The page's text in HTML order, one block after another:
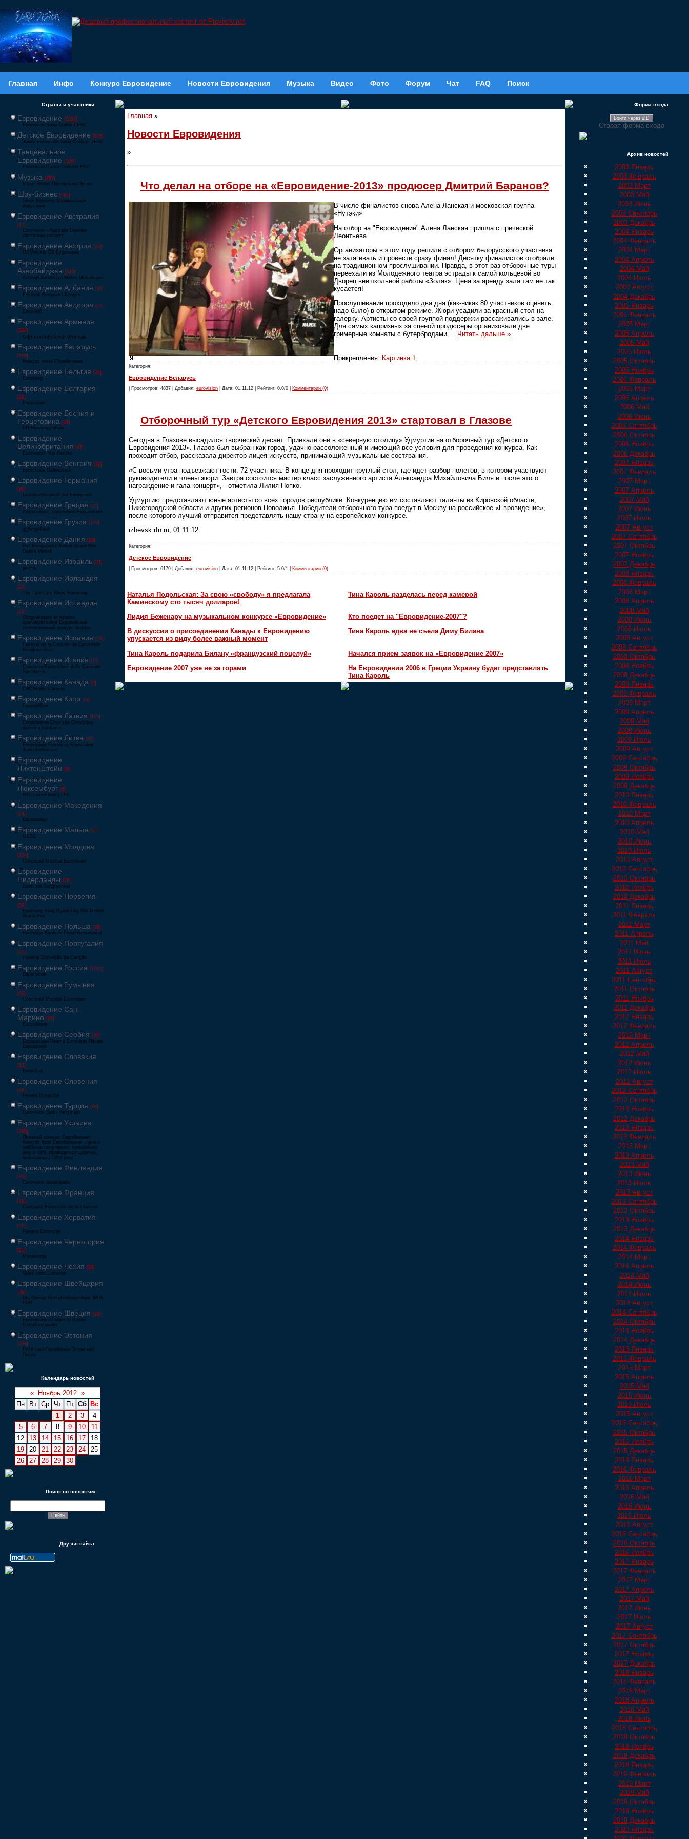
Главная Инфо Конкурс Евровидение Новости Евровидения Музыка Видео Фото Форум Чат FAQ Поиск
Страны и участники
Евровидение [1858]
Eurovision Song Contest ESC
Детское Евровидение [878]
Junior Eurovision Song Contest JESC
Танцевальное
Евровидение [106]
Eurovision Dance Contest EDC
Музыка [257]
Music Songs Поп-музыка Песни
Шоу-бизнес [564]
Show Business Музыкальная
индустрия
Евровидение Австралия
[17]
Eurovision – Australia Decides
Австралия решает
Евровидение Австрия [24]
Ö3-Wecker Ö3 Будильник
Евровидение
Азербайджан [549]
Avrovijn Avroviziya Mahnı Müsabiqəsi
Евровидение Албания [32]
Festivali Evropian i Këngës
Евровидение Андорра [15]
Eurovisió
Евровидение Армения
[228]
Եվրատեսիլ երգի մրցույթ
Евровидение Беларусь
[600]
Конкурс песні Еўрабачанне
Евровидение Бельгия [24]
Eurosong
Евровидение Болгария
[26]
Евровизия
Евровидение Босния и
Герцеговина [21]
BH Eurosong Show
Евровидение
Великобритания [67]
Eurovision: You Decide
Евровидение Венгрия [22]
Eurovíziós Dalfesztivá
Евровидение Германия
[80]
Liederwettbewerb der Eurovision
Евровидение Греция [52]
Διαγωνισμός Τραγουδιού Ευρώεικονα
Евровидение Грузия [122]
ევროვიზიის
Евровидение Дания [29]
Det Europæiske Melodi Grand Prix
Dansk Melodi
Евровидение Израиль [71]
‏אירוויזיון
Евровидение Ирландия
[27]
The Late Late Show Eurosong
Евровидение Исландия
[21]
Söngvakeppni evrópskra
sjónvarpsstöðva Европейский
телевизионный конкурс певцов
Евровидение Испания [79]
Festival de la Canción de Eurovisión
Benidorm Fest
Евровидение Италия [27]
Concorso Eurovisione della Canzone
San Remo
Евровидение Канада [3]
CBC/Radio-Canada
Евровидение Кипр [52]
Γιουροβίζιον
Евровидение Латвия [125]
Eirodziesma Eirovīzija Eirovīzijas
dziesmu konkurss
Евровидение Литва [65]
Eurovizijoje Eurovizija Eurovizijos
dainų konkursas
Евровидение
Лихтенштейн [6]
Евровидение
Люксембург [6]
RTL Luxembourg LSC
Евровидение Македония
[24]
Евровизија
Евровидение Мальта [51]
MESC
Евровидение Молдова
[134]
Concursul Muzical Eurovision
Евровидение
Нидерланды [26]
Eurovisie Songfestival
Евровидение Норвегия
[39]
Eurosong Sang Ryddesalg Nrk Melodi
Grand Prix
Евровидение Польша [36]
Eurowizja Konkurs Piosenki Eurowizji
Евровидение Португалия
[25]
Festival Eurovisão da Canção
Евровидение Россия [1062]
Европесня
Евровидение Румыния
[41]
Concursul Muzical Eurovision
Евровидение Сан-
Марино [23]
Eurovisione
Евровидение Сербия [39]
Еуровисион Pesma Evrovizije Песма
Евровизије
Евровидение Словакия
[13]
Eurovízia
Евровидение Словения
[26]
Pesem Evrovizije
Евровидение Турция [66]
Eurovision Şarkı Yarışması
Евровидение Украина
[796]
Пісенний конкурс Євробачення
Конкурс пісні Євробачення - одне з
найбільш популярних телевізійних
шоу в світі, проводиться щорічно,
починаючи з 1956 року
Евровидение Финляндия
[33]
Eurovision laulukilpailu
Евровидение Франция
[49]
Concours Eurovision de la chanson
Евровидение Хорватия
[22]
Pjesma Eurovizije
Евровидение Черногория
[21]
Montevizija
Евровидение Чехия [26]
Velká cena Eurovize
Евровидение Швейцария
[35]
Die Grosse Entscheidungsshow SRG
SSR
Евровидение Швеция [48]
Eurovisionsschlagerfestivalen
Melodifestivalen
Евровидение Эстония
[226]
Eesti Laul Eurovisioon Эстонская
Песня
Календарь новостей
« Ноябрь 2012 »
Пн
Вт Ср Чт Пт Сб
Вс
1
2 3
4
5
6 7 8 9 10
11
12
13 14 15 16 17
18
19
20 21 22 23 24
25
26
27 28 29 30
Поиск по новостям
Друзья сайта
Главная »
Новости Евровидения
»
Что делал на отборе на «Евровидение-2013» продюсер Дмитрий Баранов?
В числе финалистов снова Алена Ланская и московская группа
«Нутэки»
На отбор на "Евровидение" Алена Ланская пришла с прической
Леонтьева
Организаторы в этом году решили с отбором белорусского участника
не затягивать и провести сразу финал! Десятку финалистов отобрали
на традиционном прослушивании. Правда, в этот раз отборочные туры
переехали из Молодежного театра эстрады к самой кольцевой во
Дворец внешкольной работы «Золак». Цена за аренду зала там не так
кусается!
Прослушивание проходило два дня (как-никак 80 участников оценить
надо было) в открытом режиме. Жюри усадили за красный стол на
галерку. Артисты со своей группой поддержки рассаживались в зале.
Для самых капризных за сценой продюсеры организовали две
гримерные комнаты с бутербродами ... Читать дальше »
Прикрепления: Картинка 1
Категория:
Евровидение Беларусь
| Просмотров: 4837 | Добавил: eurovision | Дата: 01.11.12 | Рейтинг: 0.0/0 | Комментарии (0)
Отборочный тур «Детского Евровидения 2013» стартовал в Глазове
Сегодня в Глазове высадился творческий десант. Приехали они в «северную столицу» Удмуртии на отборочный тур «Детского
Евровидения 2013». Глазов был выбран как город, удачно рассоложенный и имеющий все условия для проведения конкурса. Как
проходит отбор, рассказала директор лицея искусств, принимающий музыкальные состязания.
«С восьми утра подъезжают гости. 72 участника. В конце дня проходит круглый стол, где идет разбор полетов, в котором участвуют
руководители и члены жюри. Завтра состоится мастер класс заслуженного артиста Александра Михайловича Биля и после этого
награждение и гала-концерт», - отметила Лилия Попко.
Удмуртию представляют юные артисты со всех городов республики. Конкуренцию им составляют таланты из Кировской области,
Нижегородской области и других регионов Поволжья. Победители отборочного тура поедут в Москву на российское «Евровидение»,
после которого лучший отправится представлять нашу страну на европейском конкурсе.
izhevsk.rfn.ru, 01.11.12
Категория:
Детское Евровидение
| Просмотров: 6179 | Добавил: eurovision | Дата: 01.11.12 | Рейтинг: 5.0/1 | Комментарии (0)
Наталья Подольская: За свою «свободу» я предлагала
Каминскому сто тысяч долларов!
Тина Кароль разделась перед камерой
Лидия Беженару на музыкальном конкурсе «Евровидение»
Кто поедет на "Евровидение-2007"?
В дискуссии о присоединении Канады к Евровидению
упускается из виду более важный момент
Тина Кароль едва не съела Диму Билана
Тина Кароль подарила Билану «французский поцелуй»
Начался прием заявок на «Евровидение 2007»
Евровидение 2007 уже не за горами
На Евровидении 2006 в Греции Украину будет представлять
Тина Кароль
Форма входа
Войти через uID
Старая форма входа
Архив новостей
2003 Январь
2003 Февраль
2003 Март
2003 Май
2003 Июнь
2003 Сентябрь
2003 Декабрь
2004 Январь
2004 Февраль
2004 Март
2004 Апрель
2004 Май
2004 Июль
2004 Август
2004 Декабрь
2005 Январь
2005 Февраль
2005 Март
2005 Апрель
2005 Май
2005 Июль
2005 Октябрь
2005 Ноябрь
2006 Февраль
2006 Март
2006 Апрель
2006 Май
2006 Июнь
2006 Сентябрь
2006 Октябрь
2006 Ноябрь
2006 Декабрь
2007 Январь
2007 Февраль
2007 Март
2007 Апрель
2007 Май
2007 Июнь
2007 Июль
2007 Август
2007 Сентябрь
2007 Октябрь
2007 Ноябрь
2007 Декабрь
2008 Январь
2008 Февраль
2008 Март
2008 Апрель
2008 Май
2008 Июнь
2008 Июль
2008 Август
2008 Сентябрь
2008 Октябрь
2008 Ноябрь
2008 Декабрь
2009 Январь
2009 Февраль
2009 Март
2009 Апрель
2009 Май
2009 Июнь
2009 Июль
2009 Август
2009 Сентябрь
2009 Октябрь
2009 Ноябрь
2009 Декабрь
2010 Январь
2010 Февраль
2010 Март
2010 Апрель
2010 Май
2010 Июнь
2010 Июль
2010 Август
2010 Сентябрь
2010 Октябрь
2010 Ноябрь
2010 Декабрь
2011 Январь
2011 Февраль
2011 Март
2011 Апрель
2011 Май
2011 Июнь
2011 Июль
2011 Август
2011 Сентябрь
2011 Октябрь
2011 Ноябрь
2011 Декабрь
2012 Январь
2012 Февраль
2012 Март
2012 Апрель
2012 Май
2012 Июнь
2012 Июль
2012 Август
2012 Сентябрь
2012 Октябрь
2012 Ноябрь
2012 Декабрь
2013 Январь
2013 Февраль
2013 Март
2013 Апрель
2013 Май
2013 Июнь
2013 Июль
2013 Август
2013 Сентябрь
2013 Октябрь
2013 Ноябрь
2013 Декабрь
2014 Январь
2014 Февраль
2014 Март
2014 Апрель
2014 Май
2014 Июнь
2014 Июль
2014 Август
2014 Сентябрь
2014 Октябрь
2014 Ноябрь
2014 Декабрь
2015 Январь
2015 Февраль
2015 Март
2015 Апрель
2015 Май
2015 Июнь
2015 Июль
2015 Август
2015 Сентябрь
2015 Октябрь
2015 Ноябрь
2015 Декабрь
2016 Январь
2016 Февраль
2016 Март
2016 Апрель
2016 Май
2016 Июнь
2016 Июль
2016 Август
2016 Сентябрь
2016 Октябрь
2016 Ноябрь
2017 Январь
2017 Февраль
2017 Март
2017 Апрель
2017 Май
2017 Июнь
2017 Июль
2017 Август
2017 Сентябрь
2017 Октябрь
2017 Ноябрь
2017 Декабрь
2018 Январь
2018 Февраль
2018 Март
2018 Апрель
2018 Май
2018 Июнь
2018 Сентябрь
2018 Октябрь
2018 Ноябрь
2018 Декабрь
2019 Январь
2019 Февраль
2019 Март
2019 Май
2019 Октябрь
2019 Ноябрь
2019 Декабрь
2020 Январь